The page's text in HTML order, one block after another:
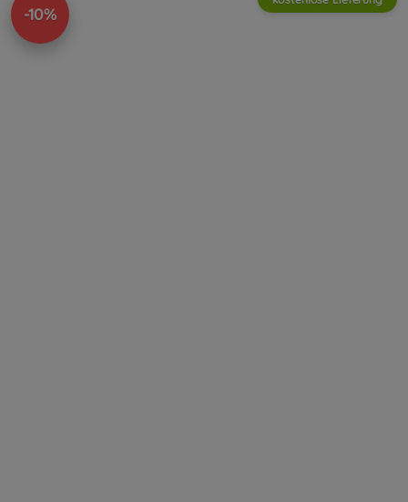
-10%